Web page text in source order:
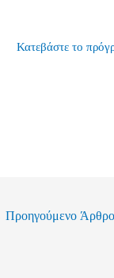
Κατεβάστε το
Προηγούμενο Άρθρο